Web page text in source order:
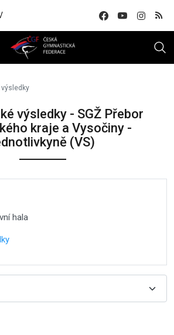
výsledky
výsledky - SGŽ Přebor
kraje a Vysočiny -
(VS)
hala